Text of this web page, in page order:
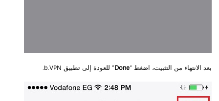
بعد الانتهاء من التثبيت، اضغط “Done” للعودة إلى تطبيق b.VPN.